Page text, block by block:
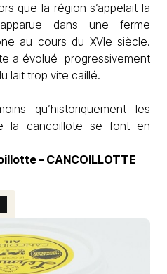
que la région s’appelait la
dans une ferme
au cours du XVIe siècle.
a évolué progressivement
lait trop vite caillé.
qu’historiquement les
la cancoillote se font en
– CANCOILLOTTE